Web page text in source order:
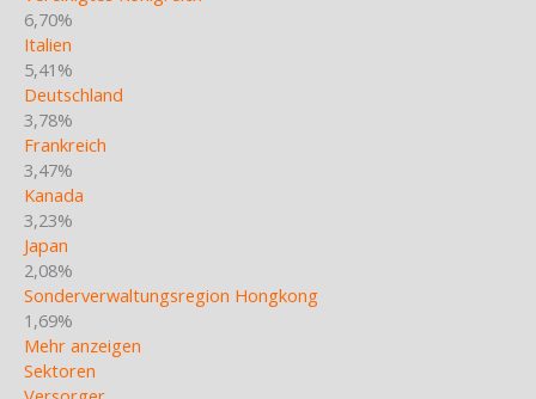
6,70%
Italien
5,41%
Deutschland
3,78%
Frankreich
3,47%
Kanada
3,23%
Japan
2,08%
Sonderverwaltungsregion Hongkong
1,69%
Mehr anzeigen
Sektoren